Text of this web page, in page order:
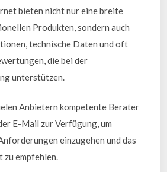
bieten nicht nur eine breite
Produkten, sondern auch
technische Daten und oft
die bei der
unterstützen.
Anbietern kompetente Berater
E-Mail zur Verfügung, um
einzugehen und das
zu empfehlen.